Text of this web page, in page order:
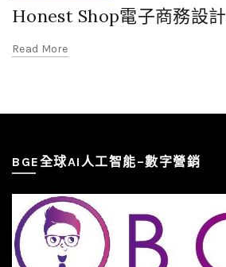
Honest Shop電子商務設計
Read More
BGE全球AI人工智能–數字營銷